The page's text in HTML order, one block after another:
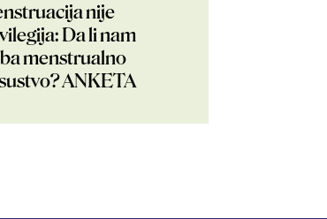
nije
Da li nam
menstrualno
ANKETA